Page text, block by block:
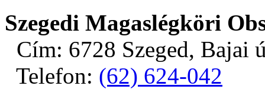
Szegedi Magaslégköri
Cím: 6728 Szeged, Bajai
Telefon: (62) 624-042